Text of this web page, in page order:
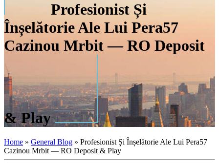
Profesionist Și
Înșelătorie Ale Lui Pera57
Cazinou Mrbit — RO Deposit
& Play
Home » General Blog » Profesionist Și Înșelătorie Ale Lui Pera57
Cazinou Mrbit — RO Deposit & Play